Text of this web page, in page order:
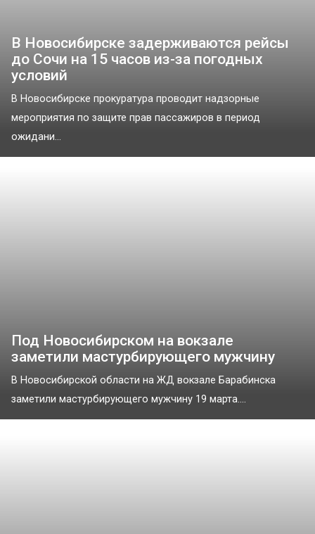
В Новосибирске задерживаются рейсы
до Сочи на 15 часов из-за погодных
условий
В Новосибирске прокуратура проводит надзорные
мероприятия по защите прав пассажиров в период
ожидани...
Под Новосибирском на вокзале
заметили мастурбирующего мужчину
В Новосибирской области на ЖД вокзале Барабинска
заметили мастурбирующего мужчину 19 марта....